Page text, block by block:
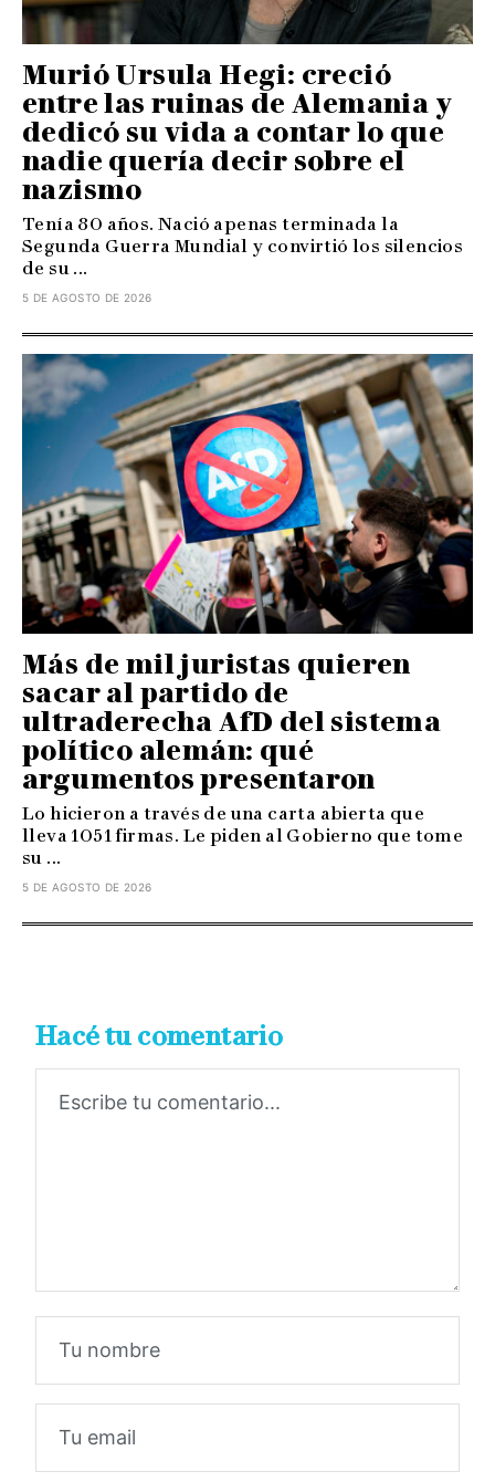
Murió Ursula Hegi: creció
entre las ruinas de Alemania y
dedicó su vida a contar lo que
nadie quería decir sobre el
nazismo
Tenía 80 años. Nació apenas terminada la
Segunda Guerra Mundial y convirtió los silencios
de su ...
5 DE AGOSTO DE 2026
Más de mil juristas quieren
sacar al partido de
ultraderecha AfD del sistema
político alemán: qué
argumentos presentaron
Lo hicieron a través de una carta abierta que
lleva 1051 firmas. Le piden al Gobierno que tome
su ...
5 DE AGOSTO DE 2026
Hacé tu comentario